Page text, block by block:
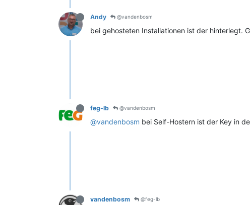
Andy @vandenbosm
bei gehosteten Installationen ist der hinterlegt.
feg-lb @vandenbosm
@vandenbosm bei Self-Hostern ist der Key in
vandenbosm @feg-lb